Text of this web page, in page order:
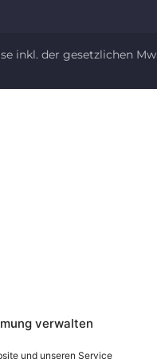
verwalten
und unseren Service
inkl. der gesetzlichen